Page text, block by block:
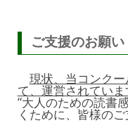
ご支援のお願い
現状、当コンク
て、運営されていま
“大人のための読書
くために、皆様の